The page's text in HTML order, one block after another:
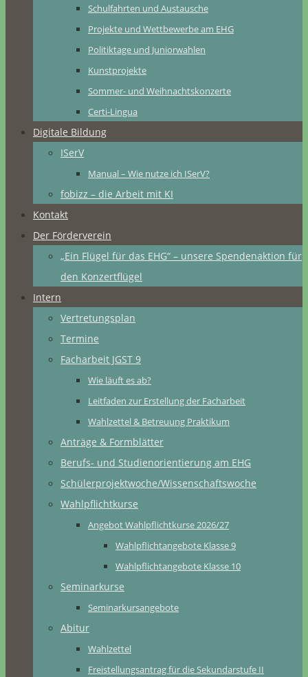
Schulfahrten und Austausche
Projekte und Wettbewerbe am EHG
Politiktage und Juniorwahlen
Kunstprojekte
Sommer- und Weihnachtskonzerte
Certi-Lingua
Digitale Bildung
ISerV
Manual – Wie nutze ich ISerV?
fobizz – die Arbeit mit KI
Kontakt
Der Förderverein
„Ein Flügel für das EHG“ – unsere Spendenaktion für
den Konzertflügel
Intern
Vertretungsplan
Termine
Facharbeit JGST 9
Wie läuft es ab?
Leitfaden zur Erstellung der Facharbeit
Wahlzettel & Betreuung Praktikum
Anträge & Formblätter
Berufs- und Studienorientierung am EHG
Schülerprojektwoche/Wissenschaftswoche
Wahlpflichtkurse
Angebot Wahlpflichtkurse 2026/27
Wahlpflichtangebote Klasse 9
Wahlpflichtangebote Klasse 10
Seminarkurse
Seminarkursangebote
Abitur
Wahlzettel
Freistellungsantrag für die Sekundarstufe II